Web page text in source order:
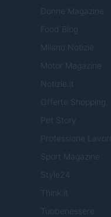
Donne Magazine
Food Blog
Milano Notizie
Motor Magazine
Notizie.it
Offerte Shopping
Pet Story
Professione Lavoro
Sport Magazine
Style24
Think.it
Tuobenessere